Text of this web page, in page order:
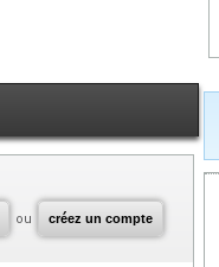
ou créez un compte